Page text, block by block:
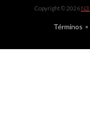
Copyright © 2026 N3
Términos